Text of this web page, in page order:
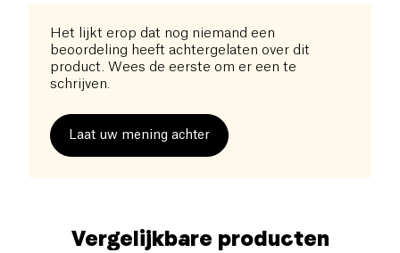
Het lijkt erop dat nog niemand een
beoordeling heeft achtergelaten over dit
product. Wees de eerste om er een te
schrijven.
Laat uw mening achter
Vergelijkbare producten